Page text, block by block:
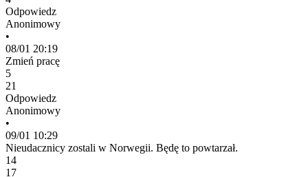
Odpowiedz
Anonimowy
•
08/01 20:19
Zmień pracę
5
21
Odpowiedz
Anonimowy
•
09/01 10:29
Nieudacznicy zostali w Norwegii. Będę to powtarzał.
14
17